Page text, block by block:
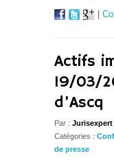
Actifs
19/03/
d’Ascq
Par : Jurisexpert
Catégories :
de presse